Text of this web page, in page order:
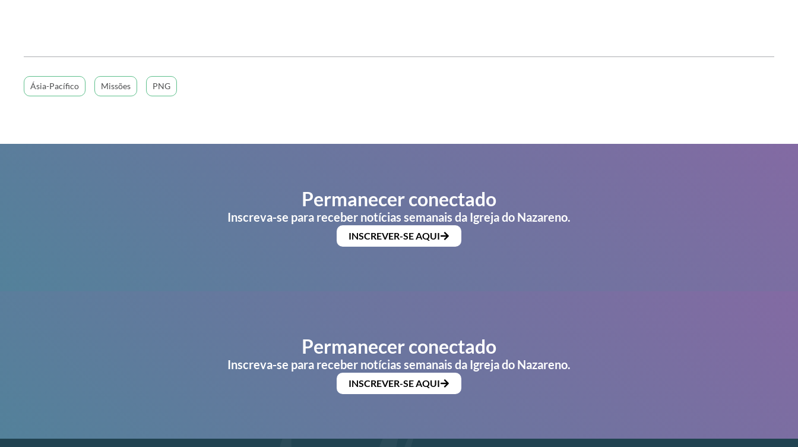
Ásia-Pacífico Missões PNG
Permanecer conectado
Inscreva-se para receber notícias semanais da Igreja do Nazareno.
INSCREVER-SE AQUI
Permanecer conectado
Inscreva-se para receber notícias semanais da Igreja do Nazareno.
INSCREVER-SE AQUI